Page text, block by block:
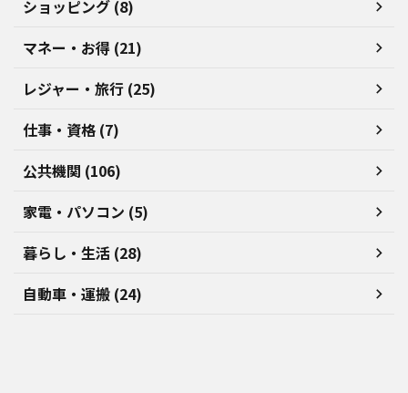
ショッピング (8)
マネー・お得 (21)
レジャー・旅行 (25)
仕事・資格 (7)
公共機関 (106)
家電・パソコン (5)
暮らし・生活 (28)
自動車・運搬 (24)